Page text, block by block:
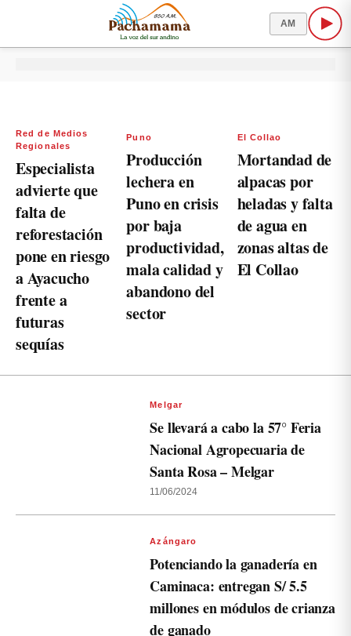
AM
Red de Medios
Regionales
Especialista
advierte que
falta de
reforestación
pone en riesgo
a Ayacucho
frente a
futuras
sequías
Puno
Producción
lechera en
Puno en crisis
por baja
productividad,
mala calidad y
abandono del
sector
El Collao
Mortandad de
alpacas por
heladas y falta
de agua en
zonas altas de
El Collao
Melgar
Se llevará a cabo la 57° Feria
Nacional Agropecuaria de
Santa Rosa – Melgar
11/06/2024
Azángaro
Potenciando la ganadería en
Caminaca: entregan S/ 5.5
millones en módulos de crianza
de ganado